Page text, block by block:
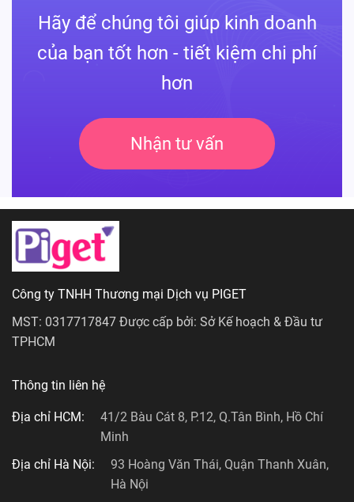
Hãy để chúng tôi giúp kinh doanh
của bạn tốt hơn - tiết kiệm chi phí
hơn
Nhận tư vấn
Công ty TNHH Thương mại Dịch vụ PIGET
MST: 0317717847 Được cấp bởi: Sở Kế hoạch & Đầu tư
TPHCM
Thông tin liên hệ
Địa chỉ HCM:
41/2 Bàu Cát 8, P.12, Q.Tân Bình, Hồ Chí
Minh
Địa chỉ Hà Nội:
93 Hoàng Văn Thái, Quận Thanh Xuân,
Hà Nội